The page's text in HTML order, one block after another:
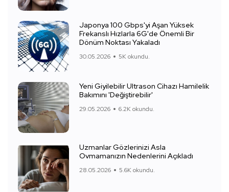
Japonya 100 Gbps'yi Aşan Yüksek
Frekanslı Hızlarla 6G'de Önemli Bir
Dönüm Noktası Yakaladı
30.05.2026 5K okundu.
Yeni Giyilebilir Ultrason Cihazı Hamilelik
Bakımını 'Değiştirebilir'
29.05.2026 6.2K okundu.
Uzmanlar Gözlerinizi Asla
Ovmamanızın Nedenlerini Açıkladı
28.05.2026 5.6K okundu.